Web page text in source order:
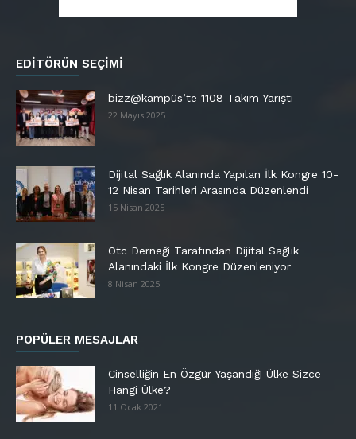
EDITÖRÜN SEÇIMI
bizz@kampüs’te 1108 Takım Yarıştı
22 Mayıs 2025
Dijital Sağlık Alanında Yapılan İlk Kongre 10-
12 Nisan Tarihleri Arasında Düzenlendi
15 Nisan 2025
Otc Derneği Tarafından Dijital Sağlık
Alanındaki İlk Kongre Düzenleniyor
8 Nisan 2025
POPÜLER MESAJLAR
Cinselliğin En Özgür Yaşandığı Ülke Sizce
Hangi Ülke?
11 Ocak 2021